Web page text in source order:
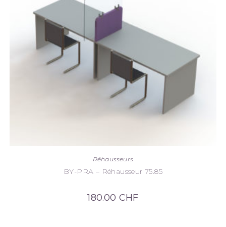
Réhausseurs
BY-PRA – Réhausseur 75.85
180.00 CHF